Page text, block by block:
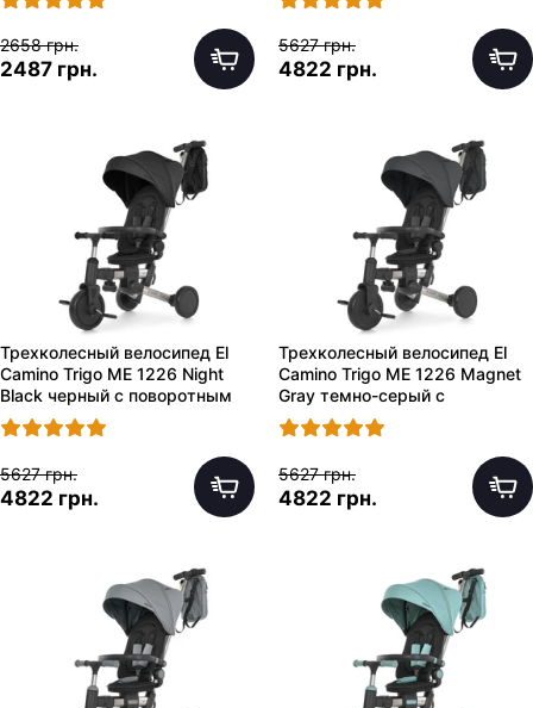
2658 грн.
2487 грн.
5627 грн.
4822 грн.
Трехколесный велосипед El
Camino Trigo ME 1226 Night
Black черный с поворотным
сиденьем
5627 грн.
4822 грн.
Трехколесный велосипед El
Camino Trigo ME 1226 Magnet
Gray темно-серый с
поворотным сиденьем
5627 грн.
4822 грн.